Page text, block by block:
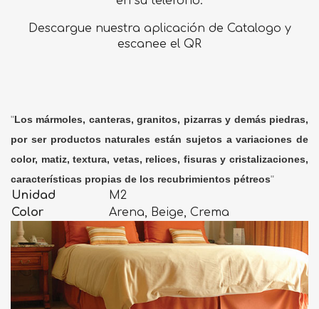
Descargue nuestra aplicación de Catalogo y
escanee el QR
"Los mármoles, canteras, granitos, pizarras y demás piedras,
por ser productos naturales están sujetos a variaciones de
color, matiz, textura, vetas, relices, fisuras y cristalizaciones,
características propias de los recubrimientos pétreos"
Unidad
M2
Color
Arena, Beige, Crema